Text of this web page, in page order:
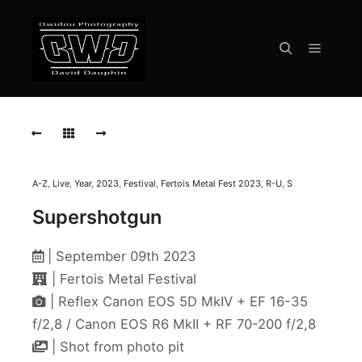
Fertois
SUPERSHOTGUN
SUPERSHOTGUN
Fertois
A-Z, Live, Year, 2023, Festival, Fertois Metal Fest 2023, R-U, S
Supershotgun
| September 09th 2023
| Fertois Metal Festival
| Reflex Canon EOS 5D MkIV + EF 16-35
f/2,8 / Canon EOS R6 MkII + RF 70-200 f/2,8
| Shot from photo pit